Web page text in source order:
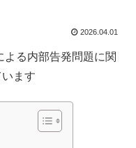
2026.04.01
る内部告発問題に関
ます